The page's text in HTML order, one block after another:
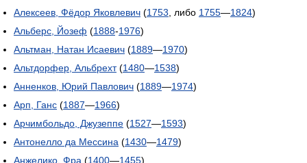
Алексеев, Фёдор Яковлевич (1753 , либо 1755—1824)
Альберс, Йозеф (1888-1976)
Альтман, Натан Исаевич (1889—1970)
Альтдорфер, Альбрехт(1480—1538)
Анненков, Юрий Павлович (1889—1974)
Арп, Ганс (1887—1966)
Арчимбольдо, Джузеппе (1527—1593)
Антонелло да Мессина (1430—1479)
Анжелико, Фра (1400—1455)